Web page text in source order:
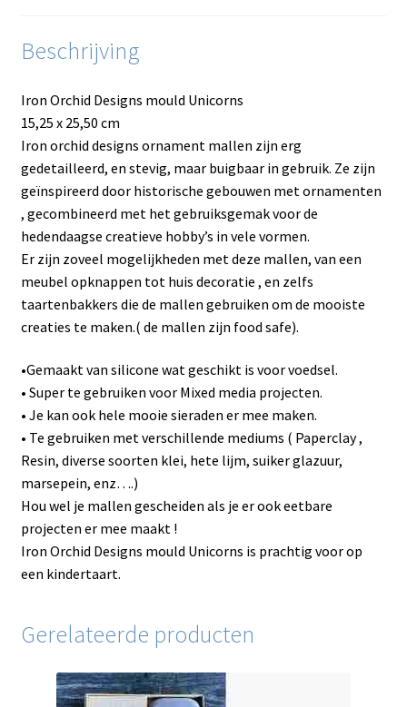
Beschrijving
Iron Orchid Designs mould Unicorns
15,25 x 25,50 cm
Iron orchid designs ornament mallen zijn erg
gedetailleerd, en stevig, maar buigbaar in gebruik. Ze zijn
geïnspireerd door historische gebouwen met ornamenten
, gecombineerd met het gebruiksgemak voor de
hedendaagse creatieve hobby’s in vele vormen.
Er zijn zoveel mogelijkheden met deze mallen, van een
meubel opknappen tot huis decoratie , en zelfs
taartenbakkers die de mallen gebruiken om de mooiste
creaties te maken.( de mallen zijn food safe).
•Gemaakt van silicone wat geschikt is voor voedsel.
• Super te gebruiken voor Mixed media projecten.
• Je kan ook hele mooie sieraden er mee maken.
• Te gebruiken met verschillende mediums ( Paperclay ,
Resin, diverse soorten klei, hete lijm, suiker glazuur,
marsepein, enz….)
Hou wel je mallen gescheiden als je er ook eetbare
projecten er mee maakt !
Iron Orchid Designs mould Unicorns is prachtig voor op
een kindertaart.
Gerelateerde producten